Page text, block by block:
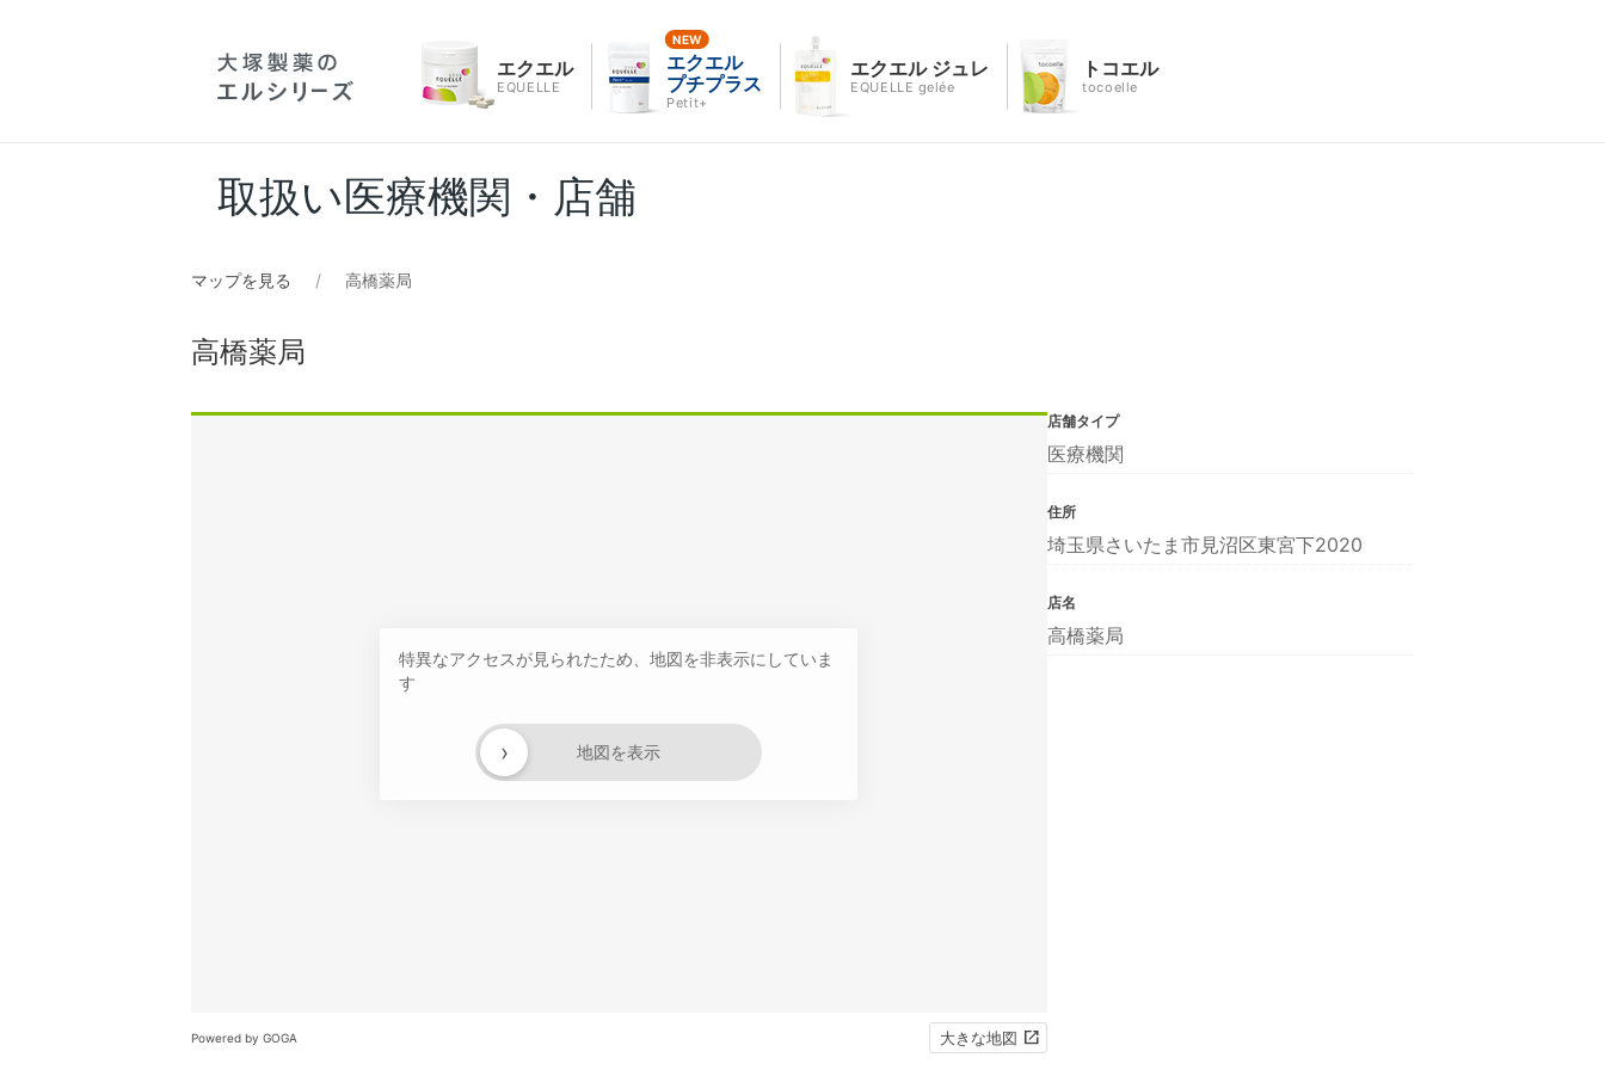
エクエル
EQUELLE
エクエル
プチプラス
Petit+
エクエル ジュレ
EQUELLE gelée
トコエル
tocoelle
取扱い医療機関・店舗
マップを見る 高橋薬局
高橋薬局
特異なアクセスが見られたため、地図を非表示にしていま
す
地図を表示
›
Powered by GOGA 大きな地図
店舗タイプ
医療機関
住所
埼玉県さいたま市見沼区東宮下2020
店名
高橋薬局